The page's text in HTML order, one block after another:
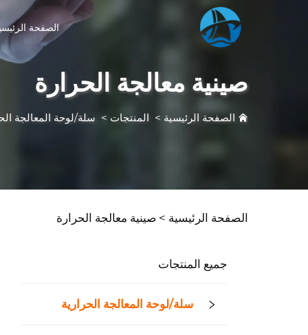
الصفحة
صينية معالجة الحرارة
الصفحة الرئيسية > المنتجات > سلة/لوحة المعالجة
الصفحة الرئيسية > صينية معالجة الحرارة
جميع المنتجات
سلة/لوحة المعالجة الحرارية